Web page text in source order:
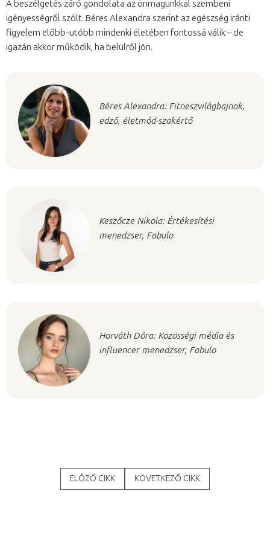
A beszélgetés záró gondolata az önmagunkkal szembeni
igényességről szólt. Béres Alexandra szerint az egészség iránti
figyelem előbb-utóbb mindenki életében fontossá válik – de
igazán akkor működik, ha belülről jön.
Béres Alexandra: Fitneszvilágbajnok,
edző, életmód-szakértő
Keszőcze Nikola: Értékesítési
menedzser, Fabulo
Horváth Dóra: Közösségi média és
influencer menedzser, Fabulo
ELŐZŐ CIKK KÖVETKEZŐ CIKK